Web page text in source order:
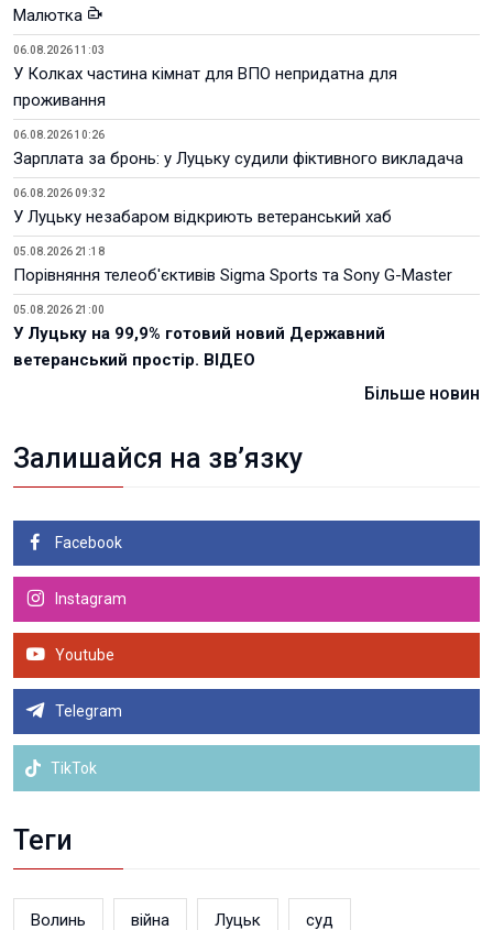
Малютка
06.08.2026 11:03
У Колках частина кімнат для ВПО непридатна для
проживання
06.08.2026 10:26
Зарплата за бронь: у Луцьку судили фіктивного викладача
06.08.2026 09:32
У Луцьку незабаром відкриють ветеранський хаб
05.08.2026 21:18
Порівняння телеоб'єктивів Sigma Sports та Sony G-Master
05.08.2026 21:00
У Луцьку на 99,9% готовий новий Державний
ветеранський простір. ВІДЕО
Більше новин
Залишайся на зв’язку
Facebook
Instagram
Youtube
Telegram
TikTok
Теги
Волинь війна Луцьк суд